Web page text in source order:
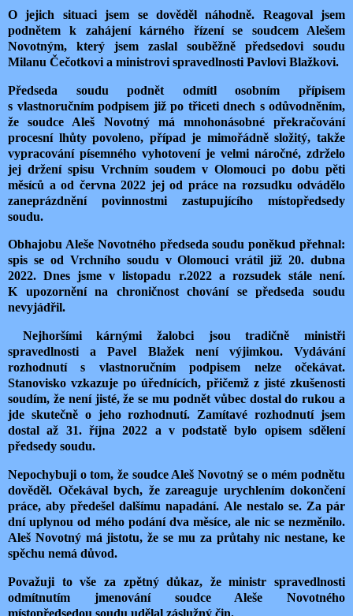
O jejich situaci jsem se dověděl náhodně. Reagoval jsem
podnětem k zahájení kárného řízení se soudcem Alešem
Novotným, který jsem zaslal souběžně předsedovi soudu
Milanu Čečotkovi a ministrovi spravedlnosti Pavlovi Blažkovi.
Předseda soudu podnět odmítl osobním přípisem
s vlastnoručním podpisem již po třiceti dnech s odůvodněním,
že soudce Aleš Novotný má mnohonásobné překračování
procesní lhůty povoleno, případ je mimořádně složitý, takže
vypracování písemného vyhotovení je velmi náročné, zdrželo
jej držení spisu Vrchním soudem v Olomouci po dobu pěti
měsíců a od června 2022 jej od práce na rozsudku odvádělo
zaneprázdnění povinnostmi zastupujícího místopředsedy
soudu.
Obhajobu Aleše Novotného předseda soudu poněkud přehnal:
spis se od Vrchního soudu v Olomouci vrátil již 20. dubna
2022. Dnes jsme v listopadu r.2022 a rozsudek stále není.
K upozornění na chroničnost chování se předseda soudu
nevyjádřil.
Nejhoršími kárnými žalobci jsou tradičně ministři
spravedlnosti a Pavel Blažek není výjimkou. Vydávání
rozhodnutí s vlastnoručním podpisem nelze očekávat.
Stanovisko vzkazuje po úřednících, přičemž z jisté zkušenosti
soudím, že není jisté, že se mu podnět vůbec dostal do rukou a
jde skutečně o jeho rozhodnutí. Zamítavé rozhodnutí jsem
dostal až 31. října 2022 a v podstatě bylo opisem sdělení
předsedy soudu.
Nepochybuji o tom, že soudce Aleš Novotný se o mém podnětu
dověděl. Očekával bych, že zareaguje urychlením dokončení
práce, aby předešel dalšímu napadání. Ale nestalo se. Za pár
dní uplynou od mého podání dva měsíce, ale nic se nezměnilo.
Aleš Novotný má jistotu, že se mu za průtahy nic nestane, ke
spěchu nemá důvod.
Považuji to vše za zpětný důkaz, že ministr spravedlnosti
odmítnutím jmenování soudce Aleše Novotného
místopředsedou soudu udělal záslužný čin.